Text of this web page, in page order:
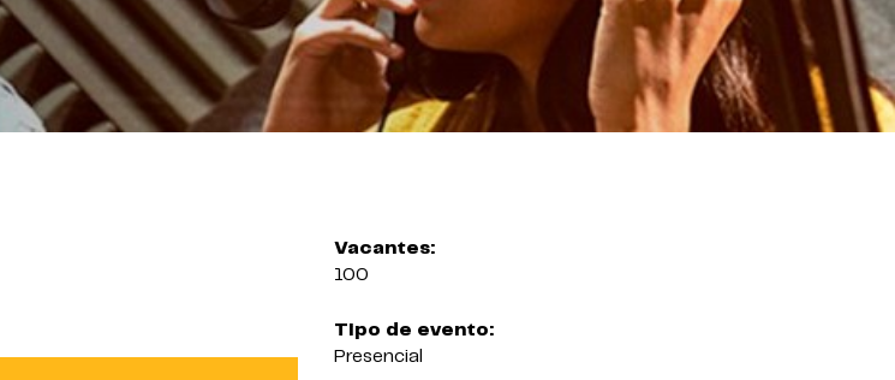
Vacantes:
100
Tipo de evento:
Presencial